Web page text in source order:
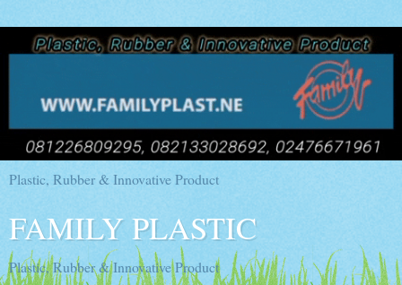
Plastic, Rubber & Innovative Product
FAMILY PLASTIC
Plastic, Rubber & Innovative Product